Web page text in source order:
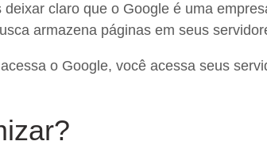
deixar claro que o Google é uma
armazena páginas em seus
o Google, você acessa seus